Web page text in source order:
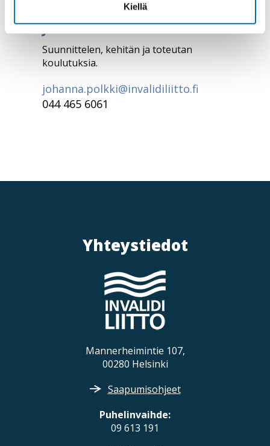
Kiellä
Koulutussuunnittelija
Johanna Pölkki
Suunnittelen, kehitän ja toteutan
koulutuksia.
johanna.polkki@invalidiliitto.fi
044 465 6061
Yhteystiedot
Mannerheimintie 107,
00280 Helsinki
Saapumisohjeet
Puhelinvaihde:
09 613 191